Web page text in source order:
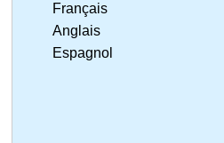
Français
Anglais
Espagnol